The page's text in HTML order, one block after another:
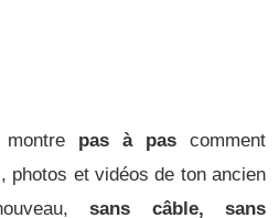
pas à pascomment
photos et vidéos de ton ancien
sans câble, sans